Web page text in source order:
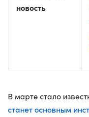
новость
В марте стало
станет основным